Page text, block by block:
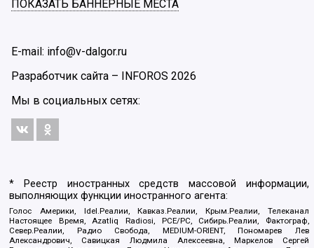
ПОКАЗАТЬ БАННЕРНЫЕ МЕСТА
E-mail: info@v-dalgor.ru
Разработчик сайта – INFOROS 2026
Мы в социальных сетях:
* Реестр иностранных средств массовой информации,
выполняющих функции иностранного агента:
Голос Америки, Idel.Реалии, Кавказ.Реалии, Крым.Реалии, Телеканал
Настоящее Время, Azatliq Radiosi, PCE/PC, Сибирь.Реалии, Фактограф,
Север.Реалии, Радио Свобода, MEDIUM-ORIENT, Пономарев Лев
Александрович, Савицкая Людмила Алексеевна, Маркелов Сергей